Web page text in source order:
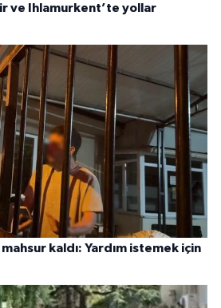
ve Ihlamurkent’te yollar
kaldı: Yardım istemek için